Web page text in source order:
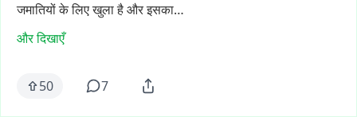
जमातियोंकेलिएखुलाहैऔरइसका…
और दिखाएँ
50 7